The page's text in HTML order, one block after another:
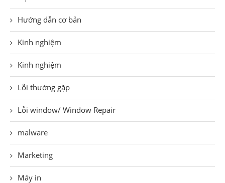
Hướng dẫn cơ bản
Kinh nghiệm
Kinh nghiệm
Lỗi thường gặp
Lỗi window/ Window Repair
malware
Marketing
Máy in